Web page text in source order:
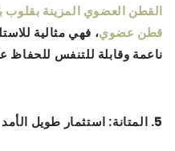
قطن عضوي، فهي مثالية
ناعمة وقابلة للتنفس للحفاظ
5. المتانة: استثمار طويل الأمد